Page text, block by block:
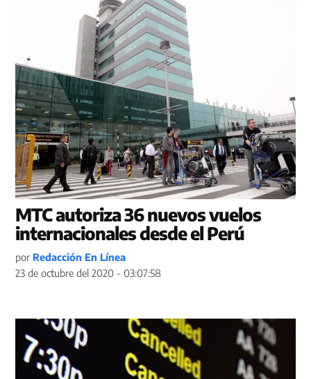
MTC autoriza 36 nuevos vuelos
internacionales desde el Perú
por Redacción En Línea
23 de octubre del 2020 - 03:07:58